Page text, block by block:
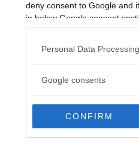
deny consent to Google and
in below Google consent
Personal Data
Google consents
CONFIRM